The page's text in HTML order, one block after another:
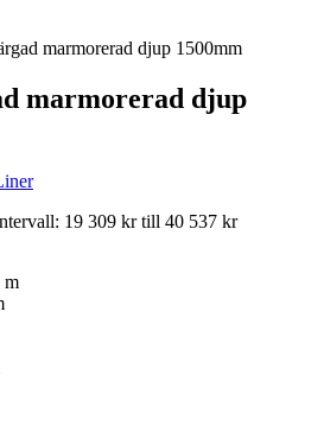
marmorerad djup 1500mm
marmorerad djup
19 309 kr till 40 537 kr
m